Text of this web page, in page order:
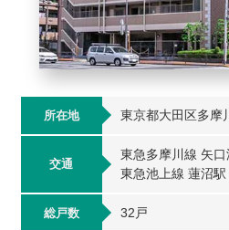
所在地 東京都大田区多摩
交通
東急多摩川線 矢
東急池上線 蓮沼
総戸数 32戸